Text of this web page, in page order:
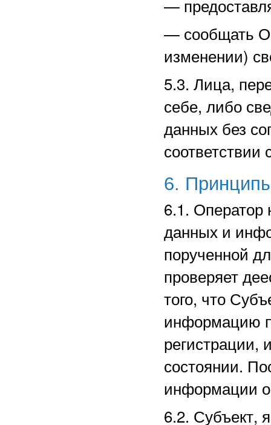
—
— сообщать
изменении)
5.3. Лица,
себе, либо
данных без
соответствии
6.
6.1. Оператор
данных и
порученной
проверяет
того, что
информацию
регистрации,
состоянии.
информации
6.2. Субъект,